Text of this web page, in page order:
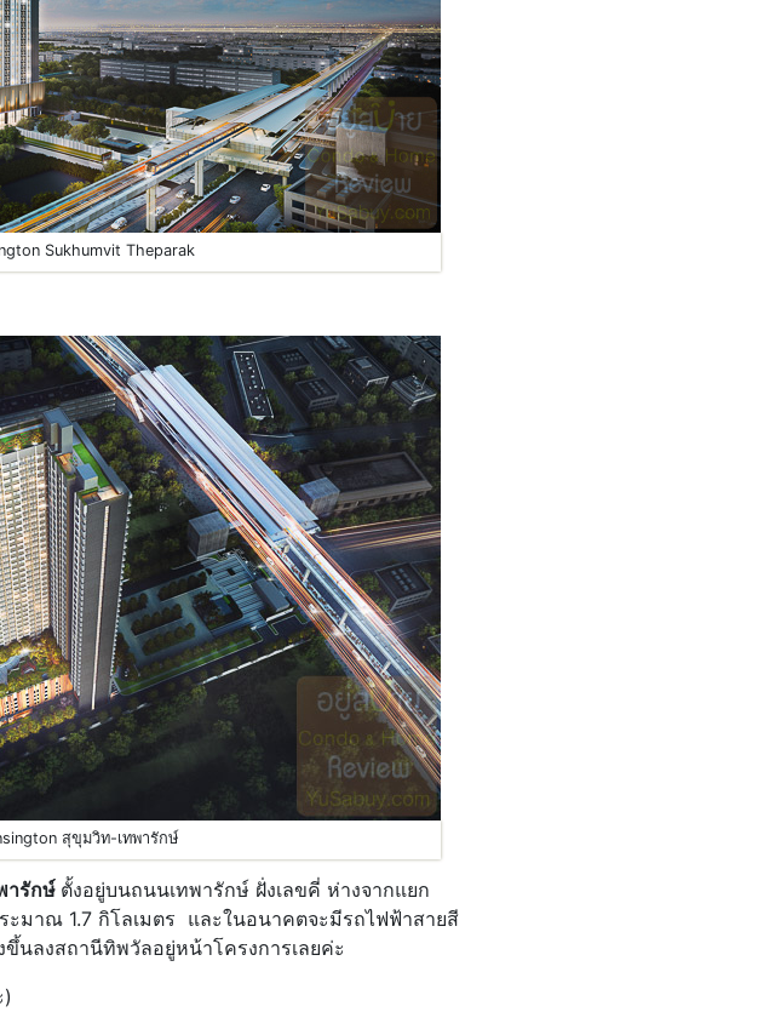
Sukhumvit Theparak
สุขุมวิท-เทพารักษ์
ารักษ์ ตั้งอยู่บนถนนเทพารักษ์ ฝั่งเลขคี่ ห่างจากแยก
ะมาณ 1.7 กิโลเมตร และในอนาคตจะมีรถไฟฟ้าสายสี
นลงสถานีทิพวัลอยู่หน้าโครงการเลยค่ะ